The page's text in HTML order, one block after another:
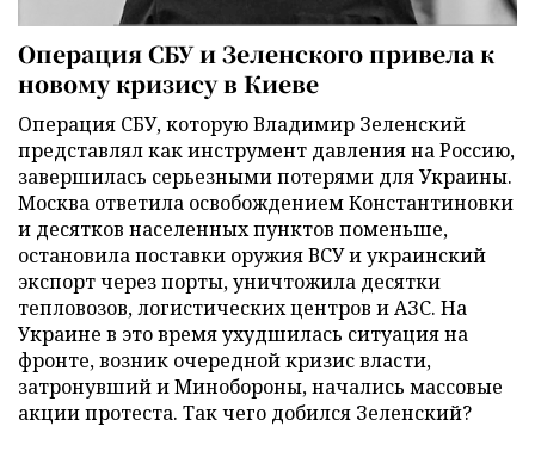
Операция СБУ и Зеленского привела к
новому кризису в Киеве
Операция СБУ, которую Владимир Зеленский
представлял как инструмент давления на Россию,
завершилась серьезными потерями для Украины.
Москва ответила освобождением Константиновки
и десятков населенных пунктов поменьше,
остановила поставки оружия ВСУ и украинский
экспорт через порты, уничтожила десятки
тепловозов, логистических центров и АЗС. На
Украине в это время ухудшилась ситуация на
фронте, возник очередной кризис власти,
затронувший и Минобороны, начались массовые
акции протеста. Так чего добился Зеленский?